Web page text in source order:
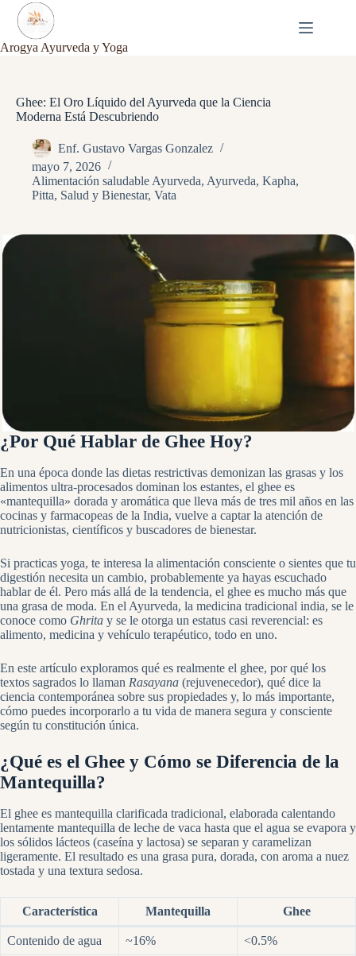
Saltar
contenido
Arogya Ayurveda y Yoga
Ghee: El Oro Líquido del Ayurveda que la Ciencia
Moderna Está Descubriendo
Enf. Gustavo Vargas Gonzalez
mayo 7, 2026
Alimentación saludable Ayurveda, Ayurveda, Kapha,
Pitta, Salud y Bienestar, Vata
¿Por Qué Hablar de Ghee Hoy?
En una época donde las dietas restrictivas demonizan las grasas y los
alimentos ultra-procesados dominan los estantes, el ghee es
«mantequilla» dorada y aromática que lleva más de tres mil años en las
cocinas y farmacopeas de la India, vuelve a captar la atención de
nutricionistas, científicos y buscadores de bienestar.
Si practicas yoga, te interesa la alimentación consciente o sientes que tu
digestión necesita un cambio, probablemente ya hayas escuchado
hablar de él. Pero más allá de la tendencia, el ghee es mucho más que
una grasa de moda. En el Ayurveda, la medicina tradicional india, se le
conoce como Ghrita y se le otorga un estatus casi reverencial: es
alimento, medicina y vehículo terapéutico, todo en uno.
En este artículo exploramos qué es realmente el ghee, por qué los
textos sagrados lo llaman Rasayana (rejuvenecedor), qué dice la
ciencia contemporánea sobre sus propiedades y, lo más importante,
cómo puedes incorporarlo a tu vida de manera segura y consciente
según tu constitución única.
¿Qué es el Ghee y Cómo se Diferencia de la
Mantequilla?
El ghee es mantequilla clarificada tradicional, elaborada calentando
lentamente mantequilla de leche de vaca hasta que el agua se evapora y
los sólidos lácteos (caseína y lactosa) se separan y caramelizan
ligeramente. El resultado es una grasa pura, dorada, con aroma a nuez
tostada y una textura sedosa.
Característica Mantequilla Ghee
Contenido de agua ~16% <0.5%